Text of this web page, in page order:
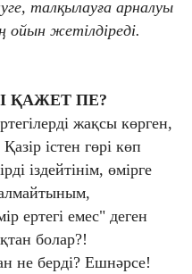
талқылауға арналуы
ойын жетілдіреді.
ҚАЖЕТ ПЕ?
жақсы көрген,
істен гөрі көп
іздейтінім, өмірге
ертегі емес" деген
болар?!
не берді? Ешнәрсе!